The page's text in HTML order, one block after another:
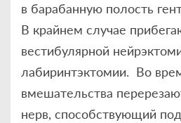
в барабанную полость
В крайнем случае
вестибулярной
лабиринтэктомии. Во
вмешательства
нерв, способствующий